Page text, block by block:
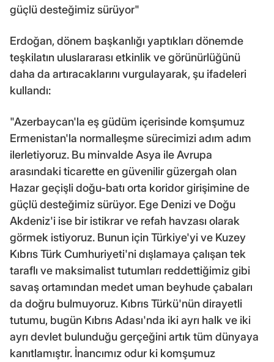
güçlü desteğimiz sürüyor"
Erdoğan, dönem başkanlığı yaptıkları dönemde
teşkilatın uluslararası etkinlik ve görünürlüğünü
daha da artıracaklarını vurgulayarak, şu ifadeleri
kullandı:
"Azerbaycan'la eş güdüm içerisinde komşumuz
Ermenistan'la normalleşme sürecimizi adım adım
ilerletiyoruz. Bu minvalde Asya ile Avrupa
arasındaki ticarette en güvenilir güzergah olan
Hazar geçişli doğu-batı orta koridor girişimine de
güçlü desteğimiz sürüyor. Ege Denizi ve Doğu
Akdeniz'i ise bir istikrar ve refah havzası olarak
görmek istiyoruz. Bunun için Türkiye'yi ve Kuzey
Kıbrıs Türk Cumhuriyeti'ni dışlamaya çalışan tek
taraflı ve maksimalist tutumları reddettiğimiz gibi
savaş ortamından medet uman beyhude çabaları
da doğru bulmuyoruz. Kıbrıs Türkü'nün dirayetli
tutumu, bugün Kıbrıs Adası'nda iki ayrı halk ve iki
ayrı devlet bulunduğu gerçeğini artık tüm dünyaya
kanıtlamıştır. İnancımız odur ki komşumuz